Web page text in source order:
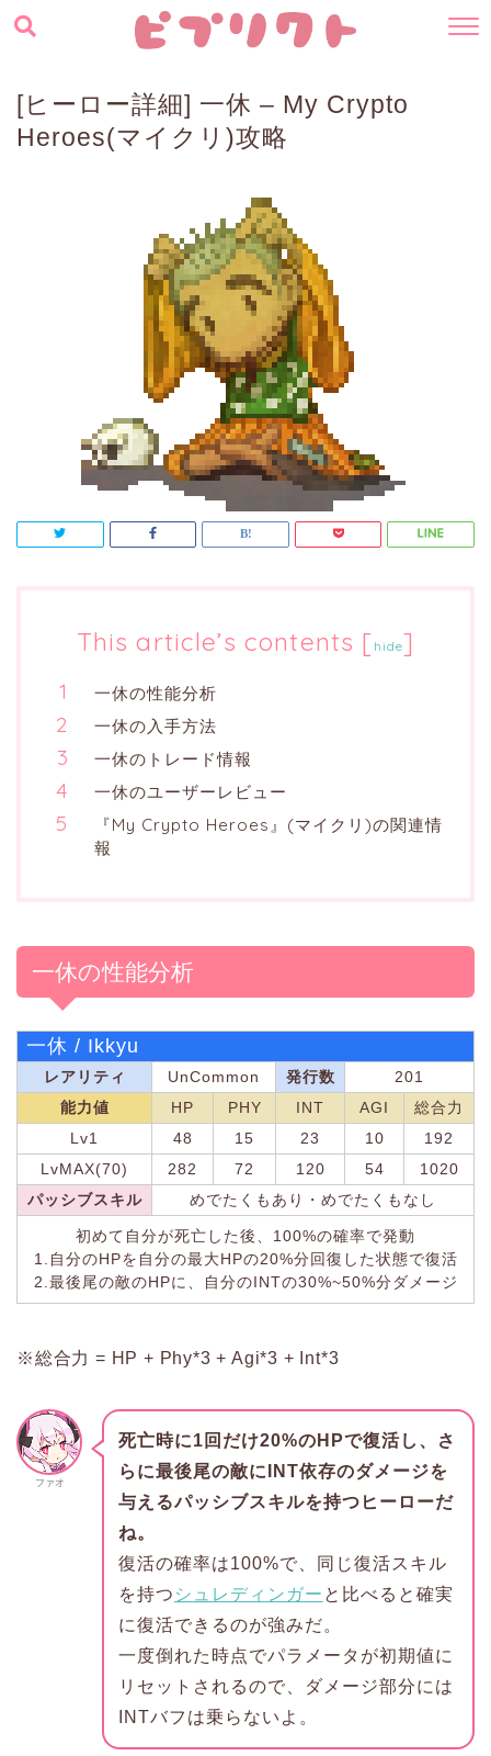
[ヒーロー詳細] 一休 – My Crypto
Heroes(マイクリ)攻略
This article’s contents [ hide]
一休の性能分析
一休の入手方法
一休のトレード情報
一休のユーザーレビュー
『My Crypto Heroes』(マイクリ)の関連情
報
一休の性能分析
一休 / Ikkyu
レアリティ UnCommon 発行数
201
能力値
HP PHY INT AGI
総合力
Lv1
48 15 23 10
192
LvMAX(70)
282 72 120 54
1020
パッシブスキル
めでたくもあり・めでたくもなし
初めて自分が死亡した後、100%の確率で発動
1.自分のHPを自分の最大HPの20%分回復した状態で復活
2.最後尾の敵のHPに、自分のINTの30%~50%分ダメージ
※総合力 = HP + Phy*3 + Agi*3 + Int*3
ファオ
死亡時に1回だけ20%のHPで復活し、さ
らに最後尾の敵にINT依存のダメージを
与えるパッシブスキルを持つヒーローだ
ね。
復活の確率は100%で、同じ復活スキル
を持つ シュレディンガー と比べると確実
に復活できるのが強みだ。
一度倒れた時点でパラメータが初期値に
リセットされるので、ダメージ部分には
INTバフは乗らないよ。